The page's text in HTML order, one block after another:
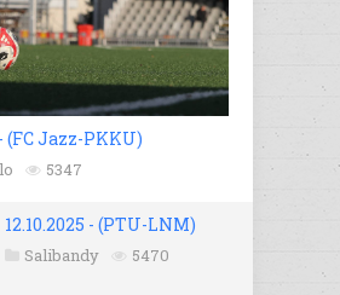
(FC Jazz-PKKU)
5347
12.10.2025 - (PTU-LNM)
Salibandy 5470